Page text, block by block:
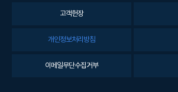
고객헌장
개인정보처리방침
이메일무단수집거부